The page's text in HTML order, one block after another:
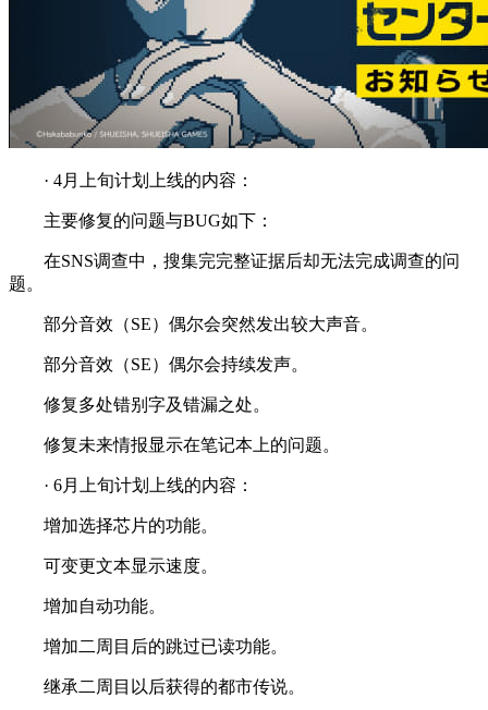
· 4月上旬计划上线的内容：
主要修复的问题与BUG如下：
在SNS调查中，搜集完完整证据后却无法完成调查的问
题。
部分音效（SE）偶尔会突然发出较大声音。
部分音效（SE）偶尔会持续发声。
修复多处错别字及错漏之处。
修复未来情报显示在笔记本上的问题。
· 6月上旬计划上线的内容：
增加选择芯片的功能。
可变更文本显示速度。
增加自动功能。
增加二周目后的跳过已读功能。
继承二周目以后获得的都市传说。